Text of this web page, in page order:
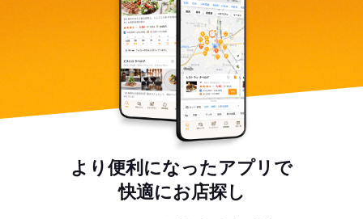
より便利になったアプリで
快適にお店探し